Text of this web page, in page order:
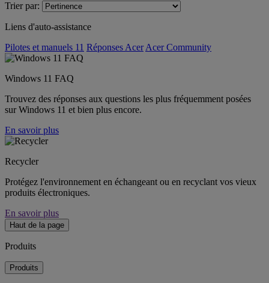
Trier par:
Liens d'auto-assistance
Pilotes et manuels 11 Réponses Acer Acer Community
Windows 11 FAQ
Trouvez des réponses aux questions les plus fréquemment posées
sur Windows 11 et bien plus encore.
En savoir plus
Recycler
Protégez l'environnement en échangeant ou en recyclant vos vieux
produits électroniques.
En savoir plus
Haut de la page
Produits
Produits